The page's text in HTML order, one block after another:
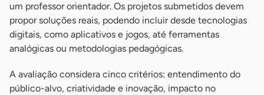
um professor orientador. Os projetos submetidos devem
propor soluções reais, podendo incluir desde tecnologias
digitais, como aplicativos e jogos, até ferramentas
analógicas ou metodologias pedagógicas.
A avaliação considera cinco critérios: entendimento do
público-alvo, criatividade e inovação, impacto no